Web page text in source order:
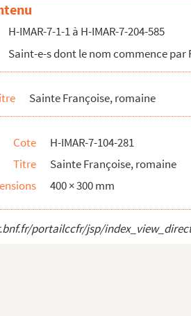
H-IMAR-7-1-1 à H-IMAR-7-204-585
Saint-e-s dont le nom commence par
Sainte Françoise, romaine
Cote
H-IMAR-7-104-281
Titre
Sainte Françoise, romaine
400 × 300 mm
portailccfr/jsp/